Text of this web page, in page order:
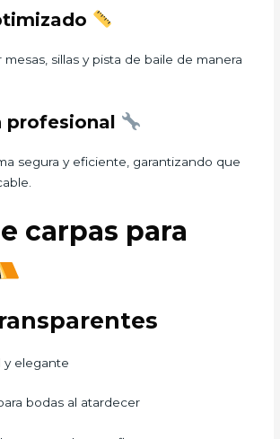
sillas y pista de baile de manera
profesional
segura y eficiente, garantizando que
carpas para
y elegante
bodas al atardecer